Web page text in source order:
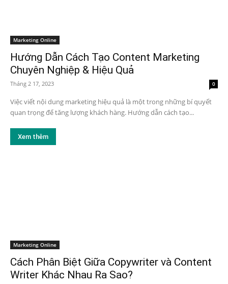
Marketing Online
Hướng Dẫn Cách Tạo Content Marketing
Chuyên Nghiệp & Hiệu Quả
Tháng 2 17, 2023 0
Việc viết nội dung marketing hiệu quả là một trong những bí quyết
quan trọng để tăng lượng khách hàng. Hướng dẫn cách tạo...
Xem thêm
Marketing Online
Cách Phân Biệt Giữa Copywriter và Content
Writer Khác Nhau Ra Sao?